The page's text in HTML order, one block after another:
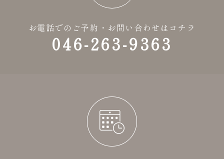
お電話でのご予約・お問い合わせはコチラ
046-263-9363